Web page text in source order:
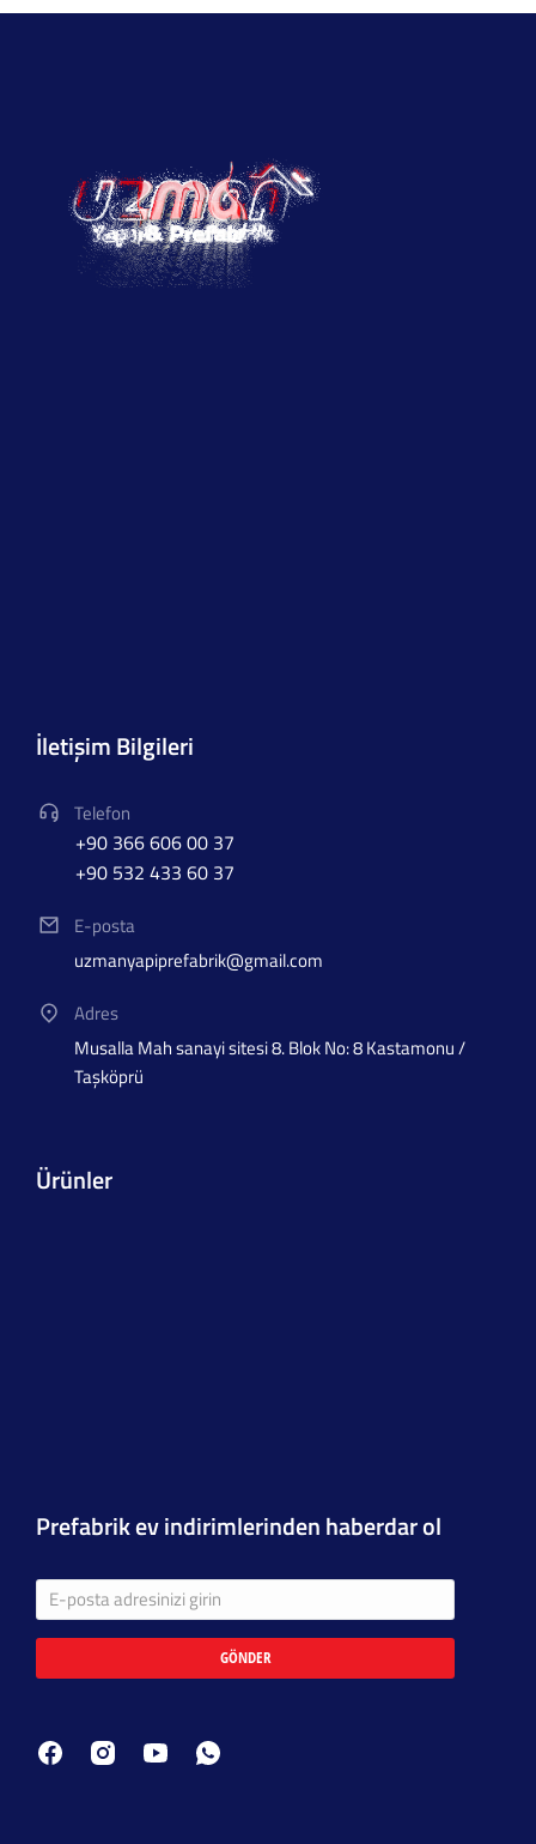
İletişim Bilgileri
Telefon
+90 366 606 00 37
+90 532 433 60 37
E-posta
uzmanyapiprefabrik@gmail.com
Adres
Musalla Mah sanayi sitesi 8. Blok No: 8 Kastamonu /
Taşköprü
Ürünler
Prefabrik ev indirimlerinden haberdar ol
GÖNDER